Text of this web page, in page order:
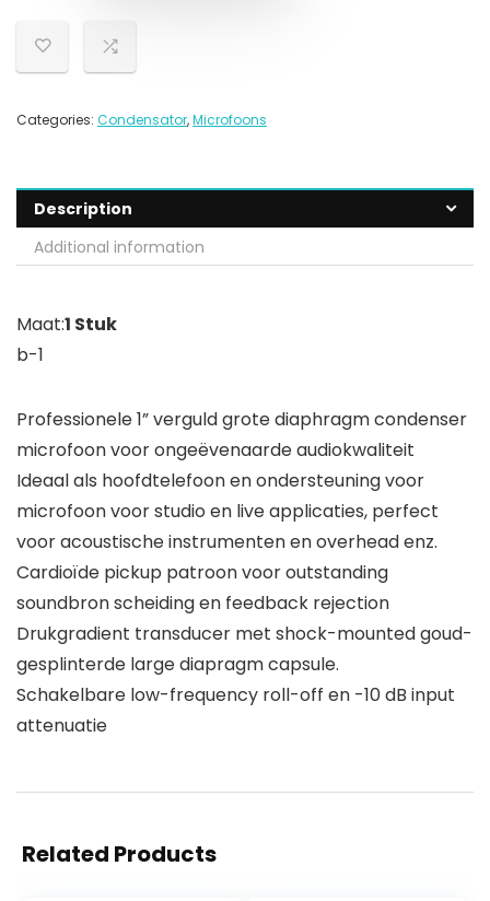
Categories: Condensator,Microfoons
Description
Additional information
Maat:1 Stuk
b-1
Professionele 1” verguld grote diaphragm condenser
microfoon voor ongeëvenaarde audiokwaliteit
Ideaal als hoofdtelefoon en ondersteuning voor
microfoon voor studio en live applicaties, perfect
voor acoustische instrumenten en overhead enz.
Cardioïde pickup patroon voor outstanding
soundbron scheiding en feedback rejection
Drukgradient transducer met shock-mounted goud-
gesplinterde large diapragm capsule.
Schakelbare low-frequency roll-off en -10 dB input
attenuatie
Related Products